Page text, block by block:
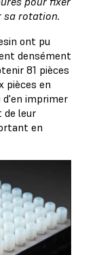
sa rotation.
ont pu
densément
81 pièces
pièces en
d'en imprimer
de leur
en